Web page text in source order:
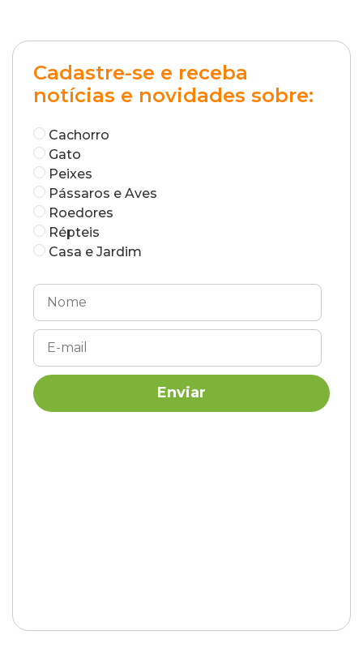
Cadastre-se e receba
notícias e novidades sobre:
Cachorro
Gato
Peixes
Pássaros e Aves
Roedores
Répteis
Casa e Jardim